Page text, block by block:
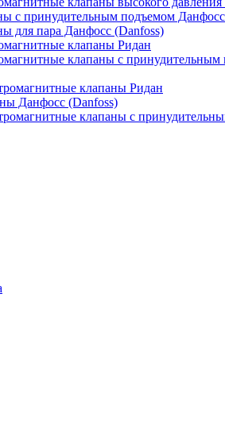
с принудительным подъемом
для пара Данфосс (Danfoss)
клапаны Ридан
клапаны с принудительным
клапаны Ридан
Данфосс (Danfoss)
клапаны с